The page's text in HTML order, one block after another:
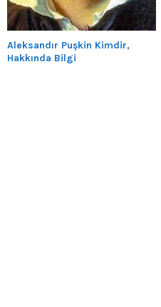
Aleksandır Puşkin Kimdir,
Hakkında Bilgi